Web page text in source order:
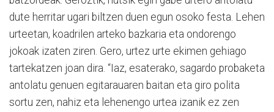
dute herritar ugari biltzen duen egun osoko festa. Lehen
urteetan, koadrilen arteko bazkaria eta ondorengo
jokoak izaten ziren. Gero, urtez urte ekimen gehiago
tartekatzen joan dira. “Iaz, esaterako, sagardo probaketa
antolatu genuen egitarauaren baitan eta giro polita
sortu zen, nahiz eta lehenengo urtea izanik ez zen